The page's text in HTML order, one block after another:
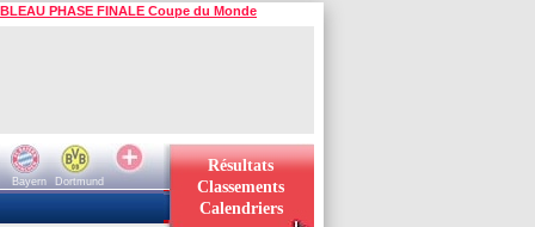
PHASE FINALE Coupe du Monde
Bayern
Dortmund
Résultats
Classements
Calendriers